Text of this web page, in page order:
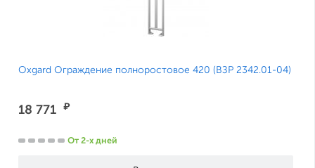
Oxgard Ограждение полноростовое 420 (ВЗР 2342.01-04)
18 771 ₽
От 2-х дней